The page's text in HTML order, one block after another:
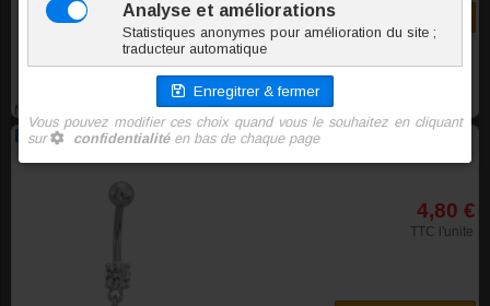
NNA057
Banane de nombril acier Floris
4,80 €
TTC l'unite